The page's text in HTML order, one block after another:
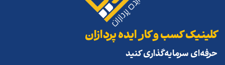
کلینیک کسب و کار ایده پردازان
حرفه‌ای سرمایه‌گذاری کنید